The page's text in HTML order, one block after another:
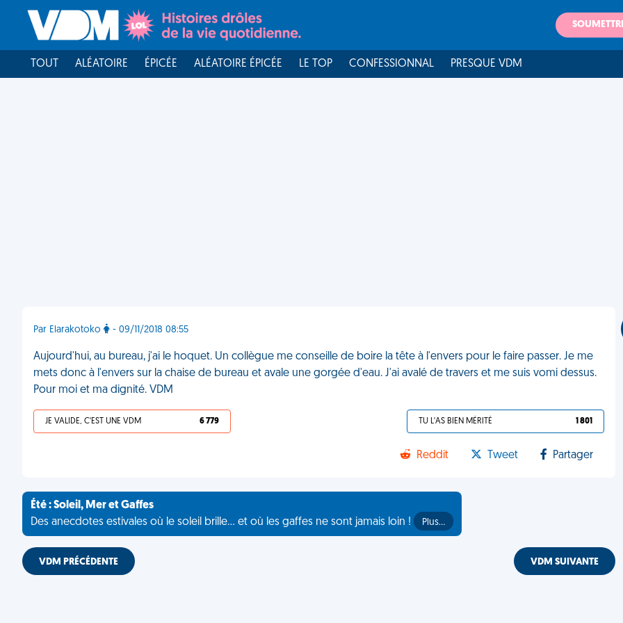
TOUT ALÉATOIRE ÉPICÉE ALÉATOIRE ÉPICÉE LE TOP CONFESSIONNAL PRESQUE VDM
Par Elarakotoko - 09/11/2018 08:55
Aujourd'hui, au bureau, j'ai le hoquet. Un collègue me conseille de boire la tête à l'envers pour le faire passer. Je me
mets donc à l'envers sur la chaise de bureau et avale une gorgée d'eau. J'ai avalé de travers et me suis vomi dessus.
Pour moi et ma dignité. VDM
JE VALIDE, C'EST UNE VDM 6 779 TU L'AS BIEN MÉRITÉ 1 801
Reddit Tweet Partager
Été : Soleil, Mer et Gaffes
Des anecdotes estivales où le soleil brille... et où les gaffes ne sont jamais loin !
Plus…
VDM PRÉCÉDENTE VDM SUIVANTE